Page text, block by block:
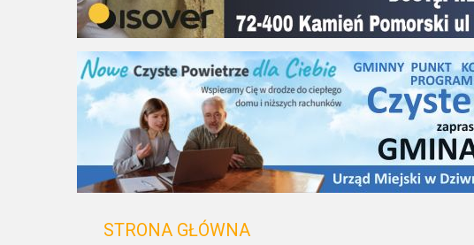
STRONA GŁÓWNA